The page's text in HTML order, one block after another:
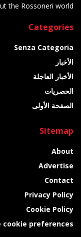
the Rossoneri world.
Categories
Senza Categoria
الأخبار
الأخبار العاجلة
الحصريات
الصفحة الأولى
Sitemap
About
Advertise
Contact
Privacy Policy
Cookie Policy
cookie preferences